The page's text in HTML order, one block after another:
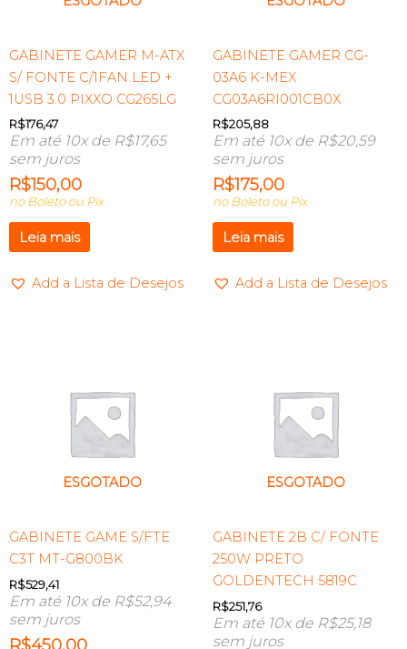
GABINETE GAMER M-ATX
S/ FONTE C/1FAN LED +
1USB 3.0 PIXXO CG265LG
R$176,47
Em até 10x de R$17,65
sem juros
R$150,00
no Boleto ou Pix
Leia mais
Add a Lista de Desejos
GABINETE GAMER CG-
03A6 K-MEX
CG03A6RI001CB0X
R$205,88
Em até 10x de R$20,59
sem juros
R$175,00
no Boleto ou Pix
Leia mais
Add a Lista de Desejos
ESGOTADO
GABINETE GAME S/FTE
C3T MT-G800BK
R$529,41
Em até 10x de R$52,94
sem juros
ESGOTADO
GABINETE 2B C/ FONTE
250W PRETO
GOLDENTECH 5819C
R$251,76
Em até 10x de R$25,18
sem juros